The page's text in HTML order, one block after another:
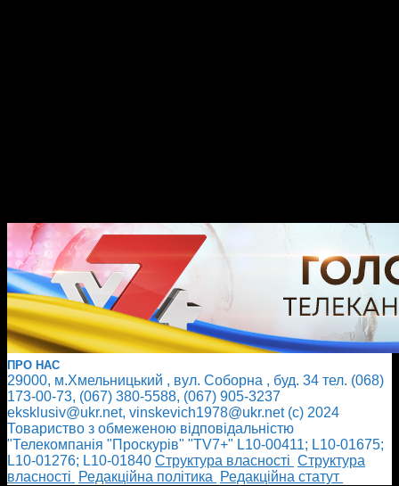
ПРО НАС
29000, м.Хмельницький , вул. Соборна , буд. 34 тел. (068)
173-00-73, (067) 380-5588, (067) 905-3237
eksklusiv@ukr.net, vinskevich1978@ukr.net (с) 2024
Товариство з обмеженою відповідальністю
"Телекомпанія "Проскурів" "TV7+" L10-00411; L10-01675;
L10-01276; L10-01840 Cтруктура власності Cтруктура
власності
Редакційна політика
Редакційна статут